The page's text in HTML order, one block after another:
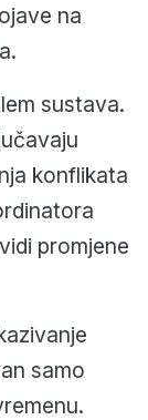
na
sustava.
konflikata
promjene
samo